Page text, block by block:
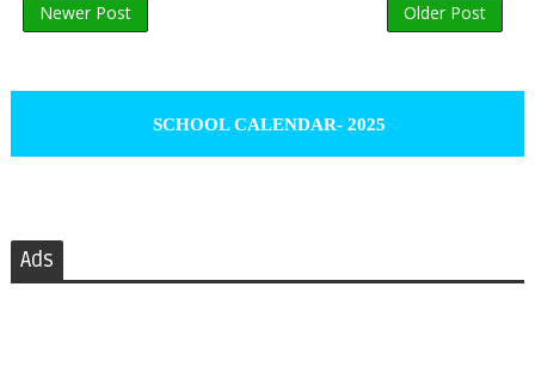
Newer Post Older Post
SCHOOL CALENDAR- 2025
Ads